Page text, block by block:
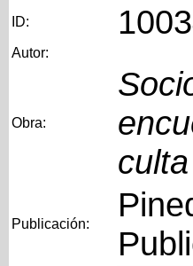
ID:
Autor:
Obra:
Publicación: